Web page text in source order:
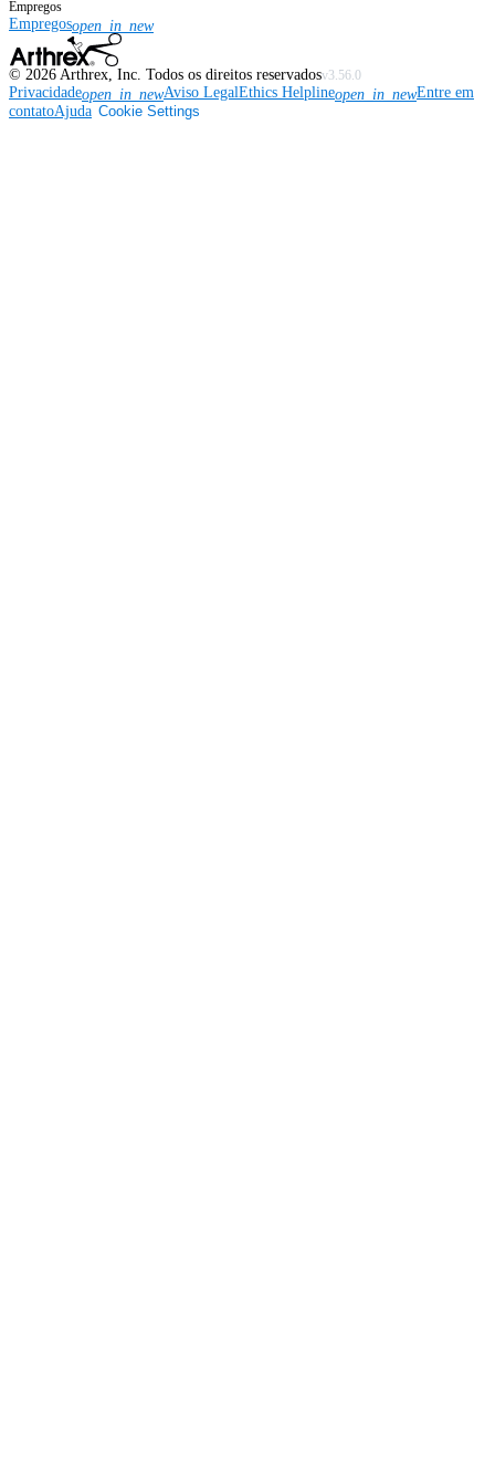
Empregos
Empregosopen_in_new
© 2026 Arthrex, Inc. Todos os direitos reservadosv3.56.0
Privacidadeopen_in_newAviso LegalEthics Helplineopen_in_newEntre em
contatoAjuda Cookie Settings